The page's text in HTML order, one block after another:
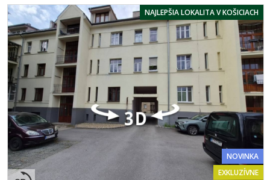
NAJLEPŠIA LOKALITA V KOŠICIACH
NOVINKA
EXKLUZÍVNE